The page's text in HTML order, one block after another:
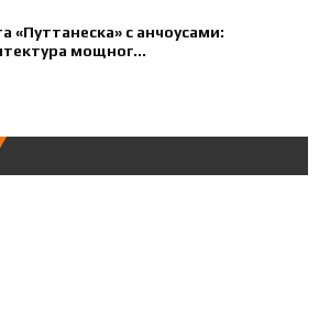
«Путтанеска» с анчоусами:
мощног...